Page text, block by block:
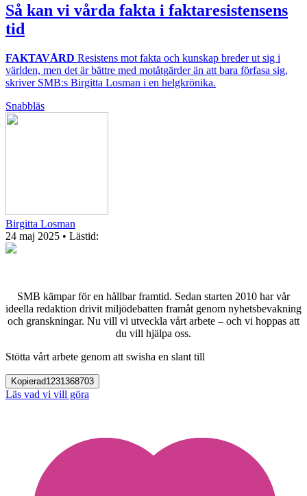
Så kan vi vårda fakta i faktaresistensens
tid
FAKTAVÅRD Resistens mot fakta och kunskap breder ut sig i
världen, men det är bättre med motåtgärder än att bara förfasa sig,
skriver SMB:s Birgitta Losman i en helgkrönika.
Snabbläs
Birgitta Losman
24 maj 2025 • Lästid:
SMB kämpar för en hållbar framtid. Sedan starten 2010 har vår
ideella redaktion drivit miljödebatten framåt genom nyhetsbevakning
och granskningar. Nu vill vi utveckla vårt arbete – och vi hoppas att
du vill hjälpa oss.
Stötta vårt arbete genom att swisha en slant till
Kopierad1231368703
Läs vad vi vill göra